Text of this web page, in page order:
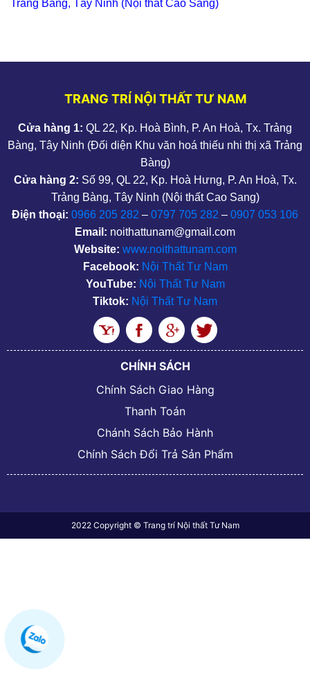
Trảng Bàng, Tây Ninh (Nội thất Cao Sang)
TRANG TRÍ NỘI THẤT TƯ NAM
Cửa hàng 1: QL 22, Kp. Hoà Bình, P. An Hoà, Tx. Trảng
Bàng, Tây Ninh (Đối diện Khu văn hoá thiếu nhi thị xã Trảng
Bàng)
Cửa hàng 2: Số 99, QL 22, Kp. Hoà Hưng, P. An Hoà, Tx.
Trảng Bàng, Tây Ninh (Nội thất Cao Sang)
Điện thoại: 0966 205 282 – 0797 705 282 – 0907 053 106
Email: noithattunam@gmail.com
Website: www.noithattunam.com
Facebook: Nội Thất Tư Nam
YouTube: Nội Thất Tư Nam
Tiktok: Nội Thất Tư Nam
CHÍNH SÁCH
Chính Sách Giao Hàng
Thanh Toán
Chánh Sách Bảo Hành
Chính Sách Đổi Trả Sản Phẩm
2022 Copyright © Trang trí Nội thất Tư Nam